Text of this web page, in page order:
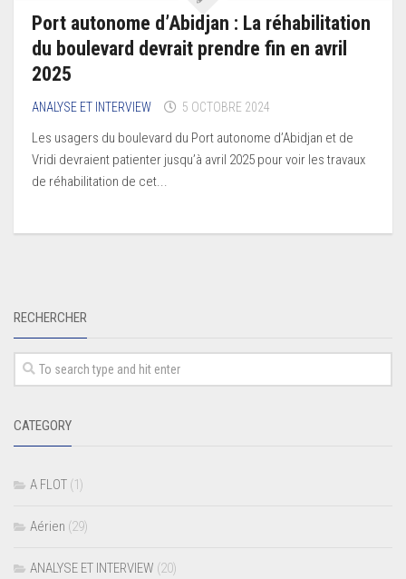
Port autonome d’Abidjan : La réhabilitation
du boulevard devrait prendre fin en avril
2025
ANALYSE ET INTERVIEW 5 OCTOBRE 2024
Les usagers du boulevard du Port autonome d’Abidjan et de
Vridi devraient patienter jusqu’à avril 2025 pour voir les travaux
de réhabilitation de cet...
RECHERCHER
CATEGORY
A FLOT (1)
Aérien (29)
ANALYSE ET INTERVIEW (20)